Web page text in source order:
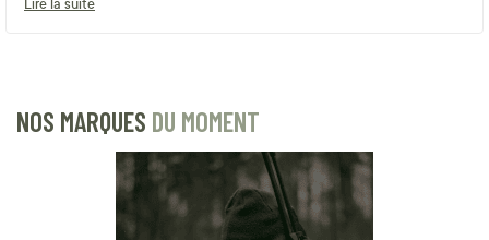
NOS MARQUES DU MOMENT